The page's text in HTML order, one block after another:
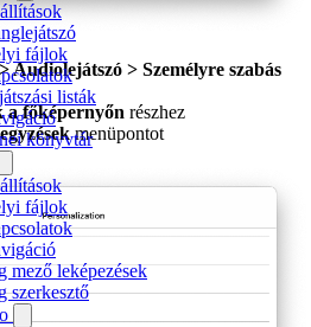
fájlok
listák
könyvtár
fájlok
mező leképezések
szerkesztő
Audiolejátszó > Személyre szabás
a főképernyőn részhez
menüpontot